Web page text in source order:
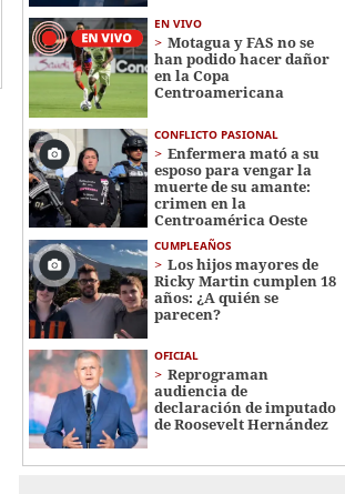
EN VIVO
Motagua y FAS no se
han podido hacer dañor
en la Copa
Centroamericana
CONFLICTO PASIONAL
Enfermera mató a su
esposo para vengar la
muerte de su amante:
crimen en la
Centroamérica Oeste
CUMPLEAÑOS
Los hijos mayores de
Ricky Martin cumplen 18
años: ¿A quién se
parecen?
OFICIAL
Reprograman
audiencia de
declaración de imputado
de Roosevelt Hernández